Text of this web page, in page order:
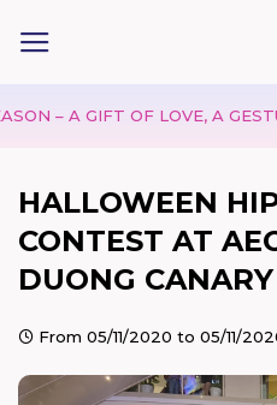
OF LOVE, A GESTURE OF
HALLOWEEN
CONTEST AT
DUONG CANARY
From 05/11/2020 to 05/11/